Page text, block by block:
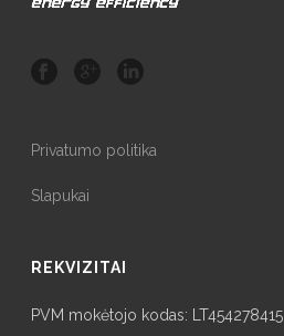
Privatumo politika
Slapukai
REKVIZITAI
PVM mokėtojo kodas: LT454278415